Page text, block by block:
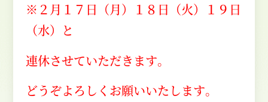
※２月１７日（月）１８日（火）１９日
（水）と
連休させていただきます。
どうぞよろしくお願いいたします。